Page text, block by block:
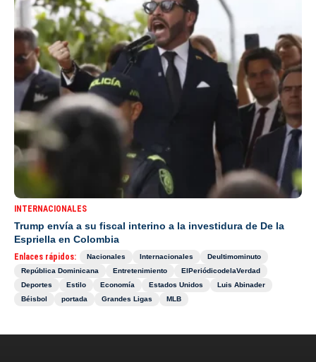
INTERNACIONALES
Trump envía a su fiscal interino a la investidura de De la
Espriella en Colombia
Enlaces rápidos: Nacionales Internacionales
Deultimominuto
República Dominicana
Entretenimiento
ElPeriódicodelaVerdad
Deportes
Estilo Economía Estados Unidos
Luis Abinader
Béisbol
portada Grandes Ligas MLB